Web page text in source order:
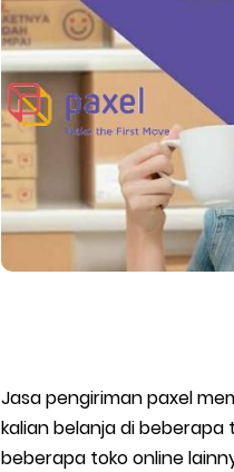
Cara Ping Server Shopee
Cara Menghubungi CS
Cara Mengatasi Aplikasi
DNS Server Gojek Driver
Jasa pengiriman paxel
kalian belanja di
beberapa toko online